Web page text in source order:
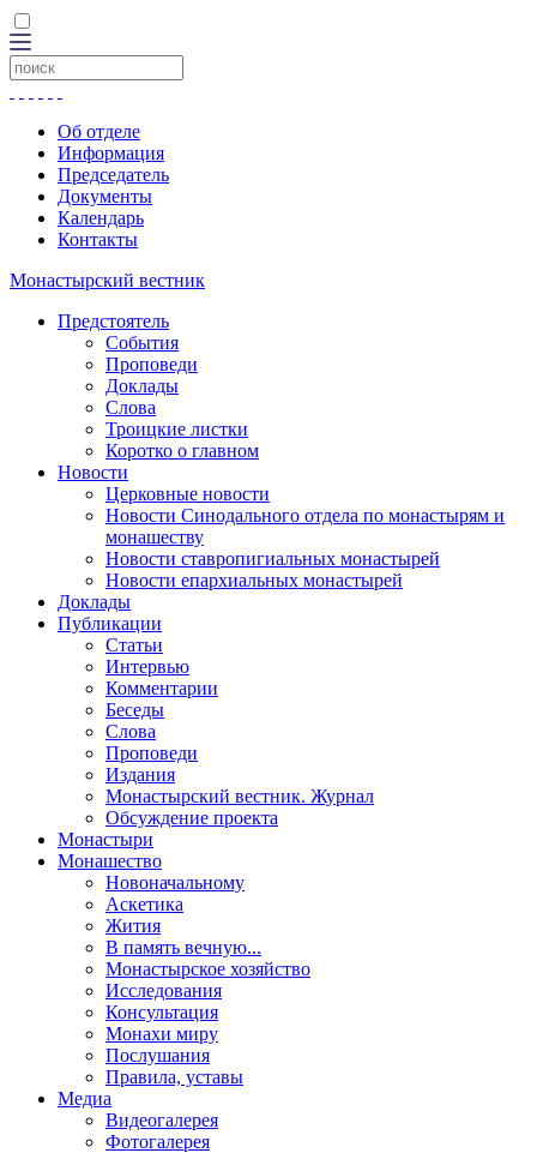
Об отделе
Информация
Председатель
Документы
Календарь
Контакты
Монастырский вестник
Предстоятель
События
Проповеди
Доклады
Слова
Троицкие листки
Коротко о главном
Новости
Церковные новости
Новости Синодального отдела по монастырям и
монашеству
Новости ставропигиальных монастырей
Новости епархиальных монастырей
Доклады
Публикации
Статьи
Интервью
Комментарии
Беседы
Слова
Проповеди
Издания
Монастырский вестник. Журнал
Обсуждение проекта
Монастыри
Монашество
Новоначальному
Аскетика
Жития
В память вечную...
Монастырское хозяйство
Исследования
Консультация
Монахи миру
Послушания
Правила, уставы
Медиа
Видеогалерея
Фотогалерея